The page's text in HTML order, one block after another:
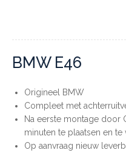
BMW E46
Origineel BMW
Compleet met
Na eerste montage door
minuten te plaatsen en te
Op aanvraag nieuw